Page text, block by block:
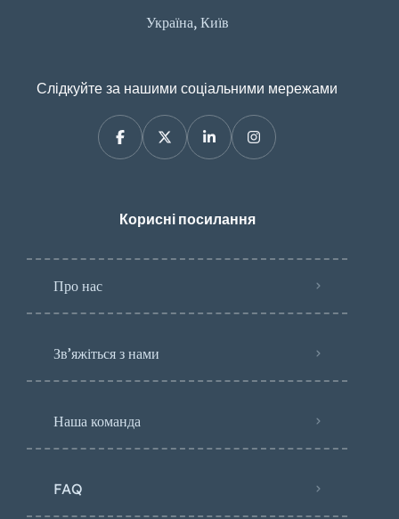
Україна, Київ
Слідкуйте за нашими соціальними мережами
Корисні посилання
Про нас
Зв’яжіться з нами
Наша команда
FAQ